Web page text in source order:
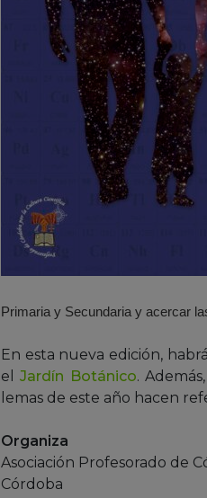
Primaria y Secundaria y acercar
En esta nueva edición,
elJardín Botánico.
lemas de este año hacen
Organiza
Asociación Profesorado de
Córdoba